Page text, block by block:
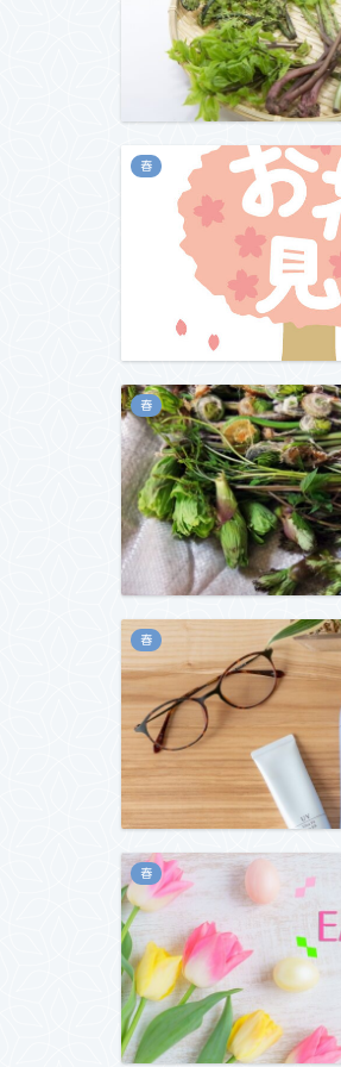
春
春
春
春